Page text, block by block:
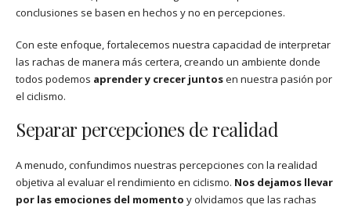
conclusiones se basen en hechos y no en percepciones.
Con este enfoque, fortalecemos nuestra capacidad de interpretar
las rachas de manera más certera, creando un ambiente donde
todos podemos aprender y crecer juntosen nuestra pasión por
el ciclismo.
Separar percepciones de realidad
A menudo, confundimos nuestras percepciones con la realidad
objetiva al evaluar el rendimiento en ciclismo. Nos dejamos llevar
por las emociones del momento y olvidamos que las rachas